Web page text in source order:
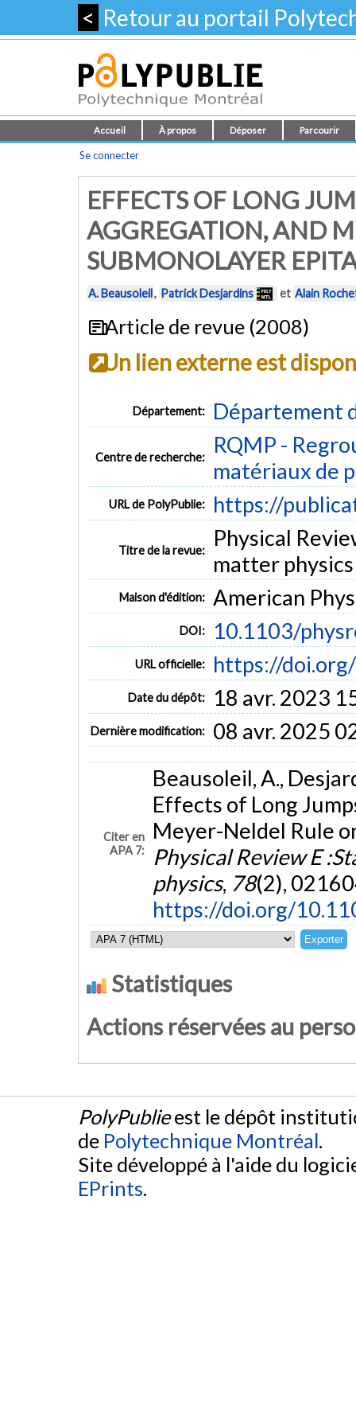
< Retour au portail
Accueil À propos Déposer Parcourir
Se connecter
EFFECTS OF LONG
AGGREGATION, AND
SUBMONOLAYER
A. Beausoleil, Patrick Desjardins et Alain
Article de revue (2008)
Un lien externe est
Département: Département
Centre de recherche:
RQMP -
matériaux de
URL de PolyPublie: https://
Titre de la revue:
Physical
matter
Maison d'édition: American
DOI: 10.1103/
URL officielle: https://
Date du dépôt: 18 avr. 2023
Dernière modification: 08 avr. 2025
Citer en
APA 7:
Beausoleil, A.,
Effects of Long
Meyer-Neldel Rule
Physical Review E
physics, 78(2),
https://doi.org/
Statistiques
Actions réservées au
PolyPublieest le dépôt
de Polytechnique Montréal.
Site développé à l'aide du
EPrints.